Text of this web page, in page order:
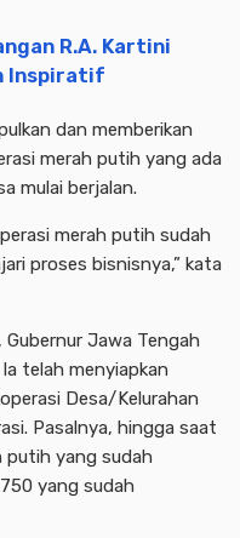
R.A. Kartini
Inspiratif
dan memberikan
merah putih yang ada
mulai berjalan.
merah putih sudah
proses bisnisnya,” kata
Jawa Tengah
telah menyiapkan
Desa/Kelurahan
Pasalnya, hingga saat
putih yang sudah
yang sudah